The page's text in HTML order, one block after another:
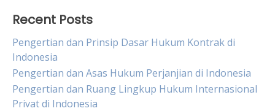
Recent Posts
Pengertian dan Prinsip Dasar Hukum Kontrak di
Indonesia
Pengertian dan Asas Hukum Perjanjian di Indonesia
Pengertian dan Ruang Lingkup Hukum Internasional
Privat di Indonesia